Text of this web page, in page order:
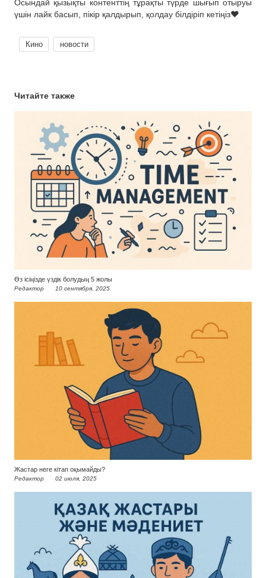
Осындай қызықты контенттің тұрақты түрде шығып отыруы
үшін лайк басып, пікір қалдырып, қолдау білдіріп кетіңіз❤
Кино новости
Читайте также
Өз ісіңізде үздік болудың 5 жолы
Редактор 10 сентября, 2025
Жастар неге кітап оқымайды?
Редактор 02 июля, 2025